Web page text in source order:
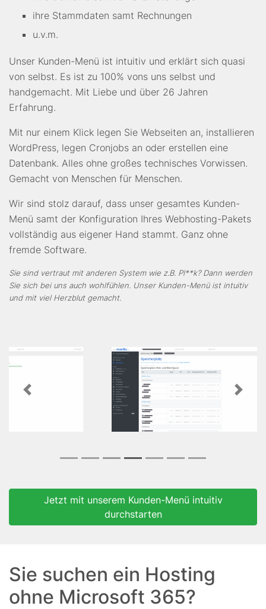
ihre Stammdaten samt Rechnungen
u.v.m.
Unser Kunden-Menü ist intuitiv und erklärt sich quasi
von selbst. Es ist zu 100% vons uns selbst und
handgemacht. Mit Liebe und über 26 Jahren
Erfahrung.
Mit nur einem Klick legen Sie Webseiten an, installieren
WordPress, legen Cronjobs an oder erstellen eine
Datenbank. Alles ohne großes technisches Vorwissen.
Gemacht von Menschen für Menschen.
Wir sind stolz darauf, dass unser gesamtes Kunden-
Menü samt der Konfiguration Ihres Webhosting-Pakets
vollständig aus eigener Hand stammt. Ganz ohne
fremde Software.
Sie sind vertraut mit anderen System wie z.B. Pl**k? Dann werden
Sie sich bei uns auch wohlfühlen. Unser Kunden-Menü ist intuitiv
und mit viel Herzblut gemacht.
Previous Next
Jetzt mit unserem Kunden-Menü intuitiv
durchstarten
Sie suchen ein Hosting
ohne Microsoft 365?